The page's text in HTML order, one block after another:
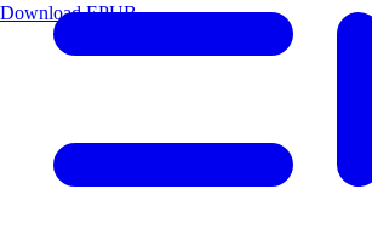
Download EPUB